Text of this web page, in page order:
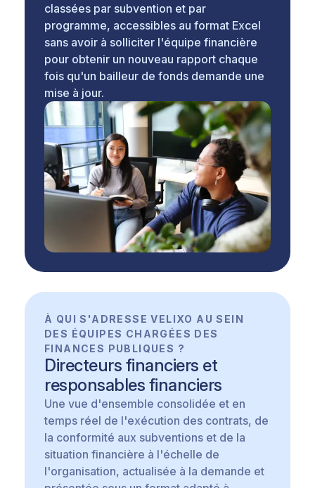
classées par subvention et par
programme, accessibles au format Excel
sans avoir à solliciter l'équipe financière
pour obtenir un nouveau rapport chaque
fois qu'un bailleur de fonds demande une
mise à jour.
À QUI S'ADRESSE VELIXO AU SEIN
DES ÉQUIPES CHARGÉES DES
FINANCES PUBLIQUES ?
Directeurs financiers et
responsables financiers
Une vue d'ensemble consolidée et en
temps réel de l'exécution des contrats, de
la conformité aux subventions et de la
situation financière à l'échelle de
l'organisation, actualisée à la demande et